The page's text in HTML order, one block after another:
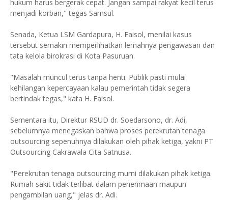
hukum harus bergerak cepat. Jangan sampai rakyat kecil terus
menjadi korban," tegas Samsul.
Senada, Ketua LSM Gardapura, H. Faisol, menilai kasus
tersebut semakin memperlihatkan lemahnya pengawasan dan
tata kelola birokrasi di Kota Pasuruan.
"Masalah muncul terus tanpa henti. Publik pasti mulai
kehilangan kepercayaan kalau pemerintah tidak segera
bertindak tegas," kata H. Faisol.
Sementara itu, Direktur RSUD dr. Soedarsono, dr. Adi,
sebelumnya menegaskan bahwa proses perekrutan tenaga
outsourcing sepenuhnya dilakukan oleh pihak ketiga, yakni PT
Outsourcing Cakrawala Cita Satnusa.
"Perekrutan tenaga outsourcing murni dilakukan pihak ketiga.
Rumah sakit tidak terlibat dalam penerimaan maupun
pengambilan uang," jelas dr. Adi.